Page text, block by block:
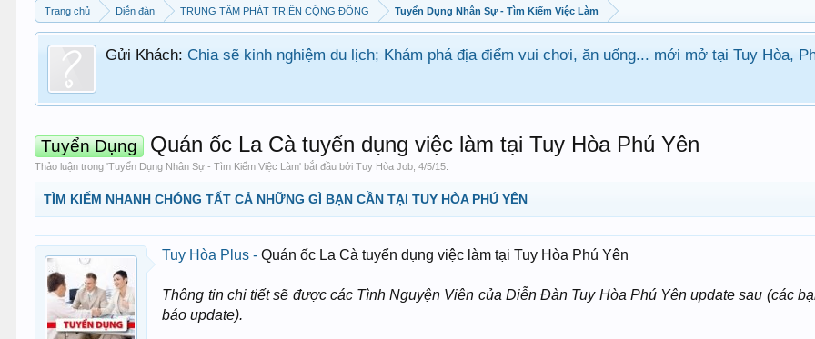
Trang chủ Diễn đàn TRUNG TÂM PHÁT TRIỂN CỘNG ĐỒNG Tuyển Dụng Nhân Sự - Tìm Kiếm Việc Làm
mới mở tại Tuy Hòa, Phú Yên HOT Khách,Hình ảnh gái xinh trai
Tuyển Dụng Quán ốc La Cà tuyển dụng việc làm tại Tuy Hòa Phú Yên
Thảo luận trong 'Tuyển Dụng Nhân Sự - Tìm Kiếm Việc Làm' bắt đầu bởiTuy Hòa Job ,4/5/15
TÌM KIẾM NHANH CHÓNG TẤT CẢ NHỮNG GÌ BẠN CẦN TẠI TUY HÒA PHÚ YÊN
Tuy Hòa Plus -Quán ốc La Cà tuyển dụng việc làm tại Tuy Hòa Phú Yên
Thông tin chi tiết sẽ được các Tình Nguyện Viên của Diễn Đàn Tuy Hòa Phú Yên update sau (các
báo update).